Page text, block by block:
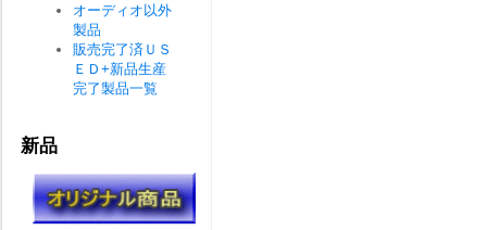
オーディオ以外
製品
販売完了済ＵＳ
ＥＤ+新品生産
完了製品一覧
新品